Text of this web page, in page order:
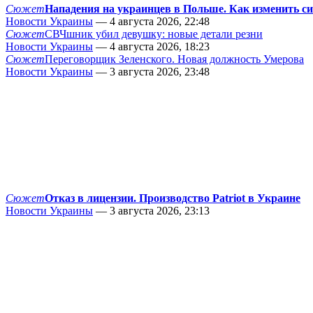
СюжетНападения на украинцев в Польше. Как изменить
Новости Украины — 4 августа 2026, 22:48
СюжетСВЧшник убил девушку: новые детали резни
Новости Украины — 4 августа 2026, 18:23
СюжетПереговорщик Зеленского. Новая должность Умерова
Новости Украины — 3 августа 2026, 23:48
СюжетОтказ в лицензии. Производство Patriot в Украине
Новости Украины — 3 августа 2026, 23:13